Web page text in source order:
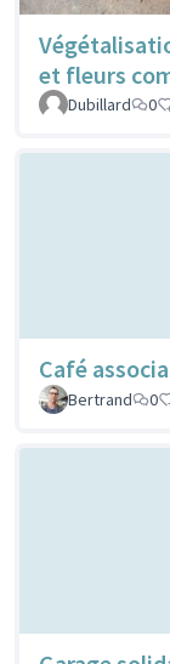
et fleurs
Dubillard
0
Café
Bertrand
0